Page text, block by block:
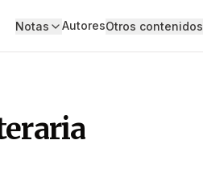
Notas AutoresOtros contenidos